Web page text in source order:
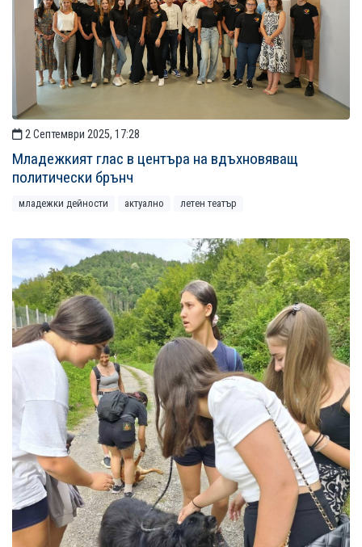
2 Септември 2025, 17:28
Младежкият глас в центъра на вдъхновяващ
политически брънч
младежки дейности актуално летен театър